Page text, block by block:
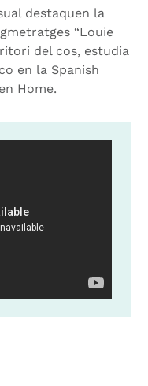
destaquen la
“Louie
del cos, estudia
en la Spanish
Home.